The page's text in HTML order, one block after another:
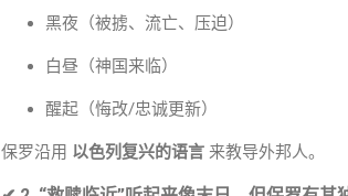
黑夜（被掳、流亡、压迫）
白昼（神国来临）
醒起（悔改/忠诚更新）
保罗沿用 以色列复兴的语言 来教导外邦人。